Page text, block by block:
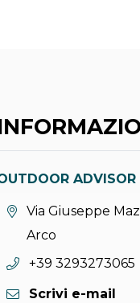
ADVISOR
Località:Via Giuseppe
Arco
Telefono:
+39 3293273065
Scrivi e-mail